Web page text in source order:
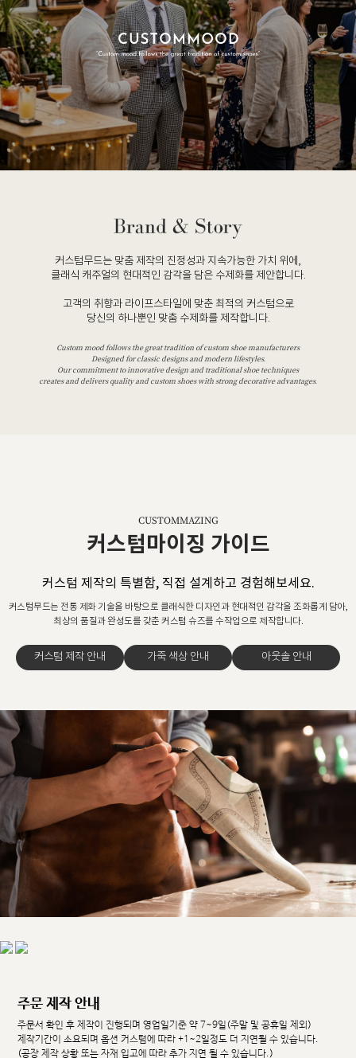
커스텀무드는 맞춤 제작의 진정성과 지속가능한 가치 위에,
클래식 캐주얼의 현대적인 감각을 담은 수제화를 제안합니다.
고객의 취향과 라이프스타일에 맞춘 최적의 커스텀으로
당신의 하나뿐인 맞춤 수제화를 제작합니다.
Custom mood follows the great tradition of custom shoe manufacturers
Designed for classic designs and modern lifestyles.
Our commitment to innovative design and traditional shoe techniques
creates and delivers quality and custom shoes with strong decorative advantages.
CUSTOMMAZING
커스텀마이징 가이드
커스텀 제작의 특별함, 직접 설계하고 경험해보세요.
커스텀무드는 전통 제화 기술을 바탕으로 클래식한 디자인과 현대적인 감각을 조화롭게 담아,
최상의 품질과 완성도를 갖춘 커스텀 슈즈를 수작업으로 제작합니다.
커스텀 제작 안내 가죽 색상 안내 아웃솔 안내
주문 제작 안내
주문서 확인 후 제작이 진행되며 영업일기준 약 7~9일(주말 및 공휴일 제외)
제작기간이 소요되며 옵션 커스텀에 따라 +1~2일정도 더 지연될 수 있습니다.
(공장 제작 상황 또는 자재 입고에 따라 추가 지연 될 수 있습니다.)